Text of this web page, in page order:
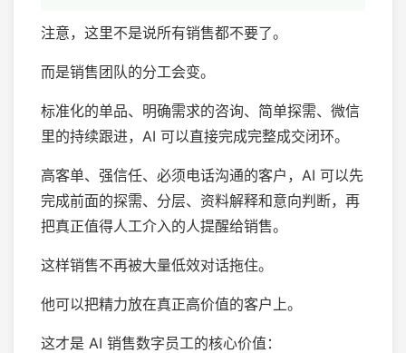
注意，这里不是说所有销售都不要了。
而是销售团队的分工会变。
标准化的单品、明确需求的咨询、简单探需、微信
里的持续跟进，AI 可以直接完成完整成交闭环。
高客单、强信任、必须电话沟通的客户，AI 可以先
完成前面的探需、分层、资料解释和意向判断，再
把真正值得人工介入的人提醒给销售。
这样销售不再被大量低效对话拖住。
他可以把精力放在真正高价值的客户上。
这才是 AI 销售数字员工的核心价值：